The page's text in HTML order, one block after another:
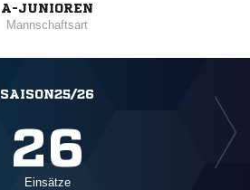
A-JUNIOREN
Mannschaftsart
SAISON25/26
26
Einsätze